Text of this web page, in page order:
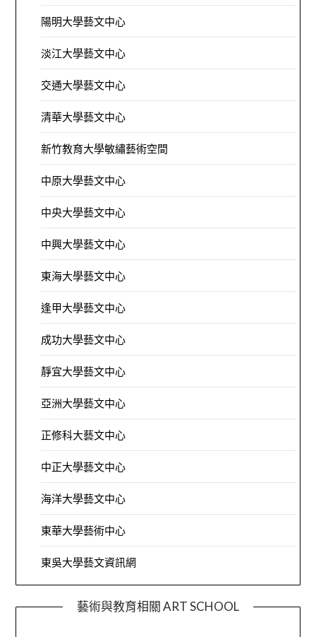
陽明大學藝文中心
淡江大學藝文中心
交通大學藝文中心
清華大學藝文中心
新竹教育大學敏繡藝術空間
中原大學藝文中心
中央大學藝文中心
中興大學藝文中心
東海大學藝文中心
逢甲大學藝文中心
成功大學藝文中心
靜宜大學藝文中心
亞洲大學藝文中心
正修科大藝文中心
中正大學藝文中心
海洋大學藝文中心
東華大學藝術中心
東吳大學藝文資訊網
藝術與教育相關 ART SCHOOL